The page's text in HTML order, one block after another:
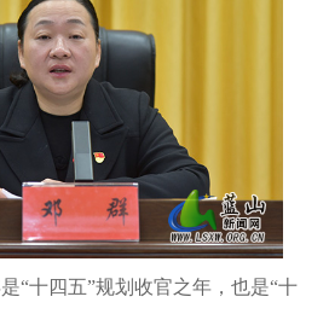
“十四五”规划收官之年，也是“十